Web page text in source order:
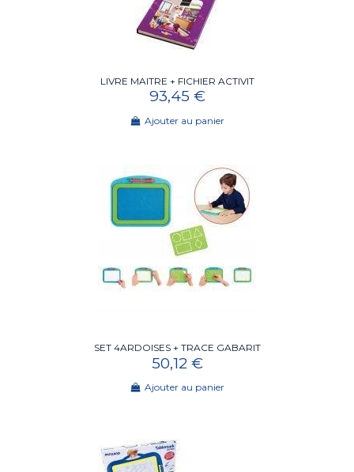
LIVRE MAITRE + FICHIER ACTIVIT
93,45 €
Ajouter au panier
SET 4ARDOISES + TRACE GABARIT
50,12 €
Ajouter au panier